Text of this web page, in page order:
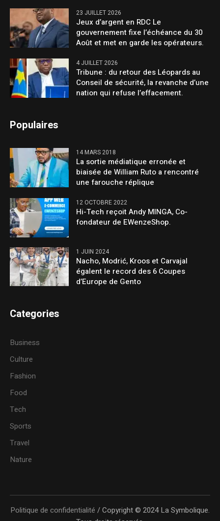
23 JUILLET 2026
Jeux d’argent en RDC Le
gouvernement fixe l’échéance du 30
Août et met en garde les opérateurs.
4 JUILLET 2026
Tribune : du retour des Léopards au
Conseil de sécurité, la revanche d’une
nation qui refuse l’effacement.
Populaires
14 MARS 2018
La sortie médiatique erronée et
biaisée de William Ruto a rencontré
une farouche réplique
12 OCTOBRE 2022
Hi-Tech reçoit Andy MINGA, Co-
fondateur de EWenzeShop.
1 JUIN 2024
Nacho, Modrić, Kroos et Carvajal
égalent le record des 6 Coupes
d’Europe de Gento
Categories
Business
Culture
Fashion
Food
Tech
Sports
Travel
Nature
Politique de confidentialité / Copyright © 2024 La Symbolique.